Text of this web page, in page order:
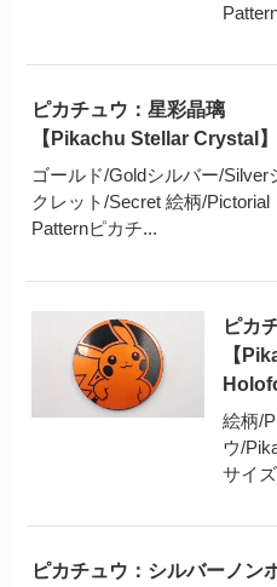
ピカチュウ：星彩晶璃
【Pikachu Stellar Crystal】
ゴールド/Goldシルバー/Silver
クレット/Secret 絵柄/Pictorial
Patternピカチ...
ピカ
【
絵柄/
ウ/
サイ
ピカチュウ：シルバーノン